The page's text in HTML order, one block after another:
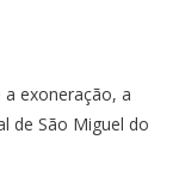
a exoneração, a
de São Miguel do